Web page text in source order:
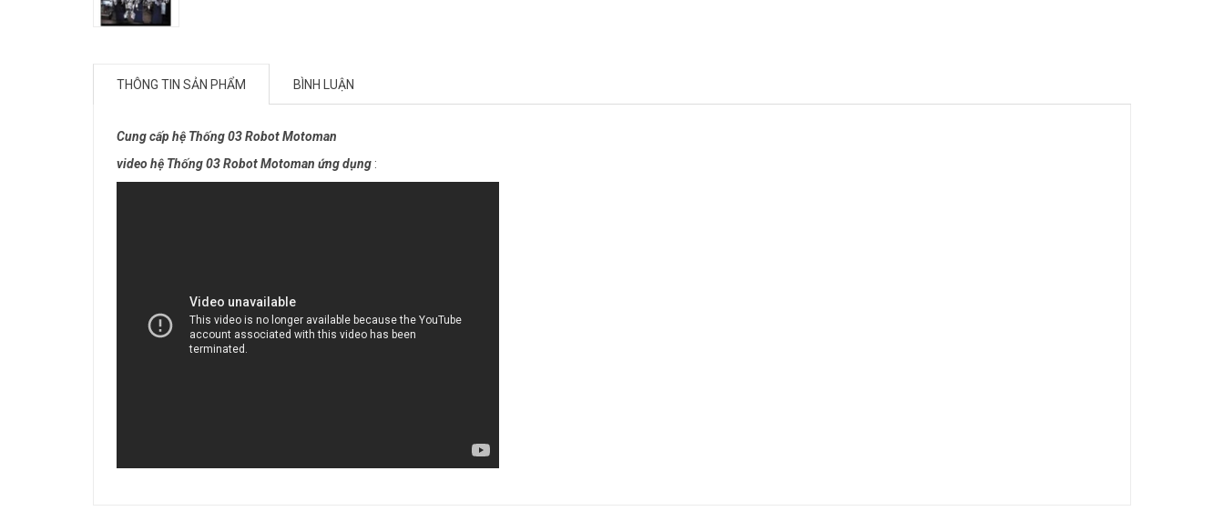
THÔNG TIN SẢN PHẨM BÌNH LUẬN
Cung cấp hệ Thống 03 Robot Motoman
video hệ Thống 03 Robot Motoman ứng dụng :